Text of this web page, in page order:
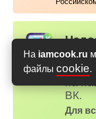
На iamcook.ru
файлы cookie.
ВК.
Для